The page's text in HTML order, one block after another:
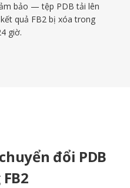
bảo — tệp PDB tải lên
quả FB2 bị xóa trong
giờ.
đổi PDB